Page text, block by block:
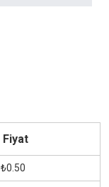
Fiyat
₺0.50